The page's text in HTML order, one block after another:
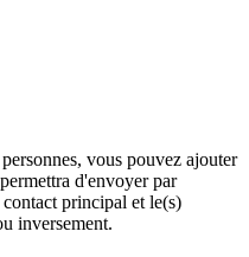
vous pouvez ajouter
d'envoyer par
principal et le(s)
inversement.